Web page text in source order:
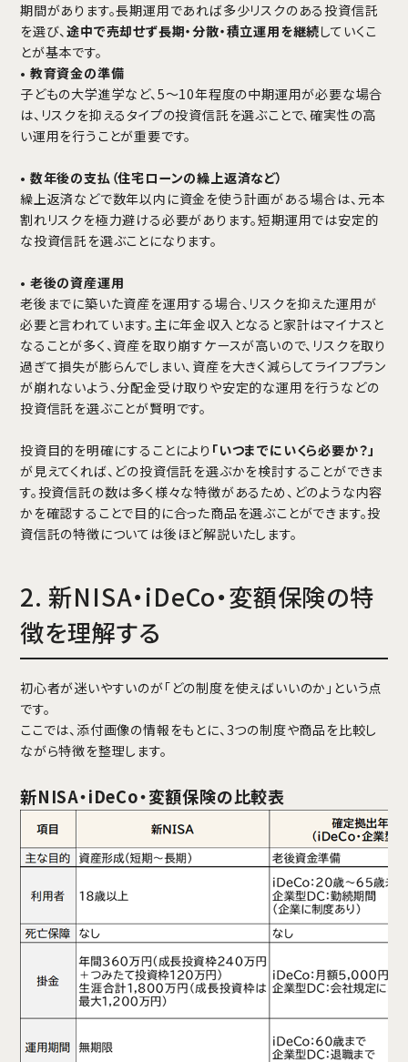
期間があります。長期運用であれば多少リスクのある投資信託
を選び、途中で売却せず長期・分散・積立運用を継続していくこ
とが基本です。
• 教育資金の準備
子どもの大学進学など、5～10年程度の中期運用が必要な場合
は、リスクを抑えるタイプの投資信託を選ぶことで、確実性の高
い運用を行うことが重要です。
• 数年後の支払（住宅ローンの繰上返済など）
繰上返済などで数年以内に資金を使う計画がある場合は、元本
割れリスクを極力避ける必要があります。短期運用では安定的
な投資信託を選ぶことになります。
• 老後の資産運用
老後までに築いた資産を運用する場合、リスクを抑えた運用が
必要と言われています。主に年金収入となると家計はマイナスと
なることが多く、資産を取り崩すケースが高いので、リスクを取り
過ぎて損失が膨らんでしまい、資産を大きく減らしてライフプラン
が崩れないよう、分配金受け取りや安定的な運用を行うなどの
投資信託を選ぶことが賢明です。
投資目的を明確にすることにより 「いつまでにいくら必要か？」
が見えてくれば、どの投資信託を選ぶかを検討することができま
す。投資信託の数は多く様々な特徴があるため、どのような内容
かを確認することで目的に合った商品を選ぶことができます。投
資信託の特徴については後ほど解説いたします。
2. 新NISA・iDeCo・変額保険の特
徴を理解する
初心者が迷いやすいのが「どの制度を使えばいいのか」という点
です。
ここでは、添付画像の情報をもとに、3つの制度や商品を比較し
ながら特徴を整理します。
新NISA・iDeCo・変額保険の比較表